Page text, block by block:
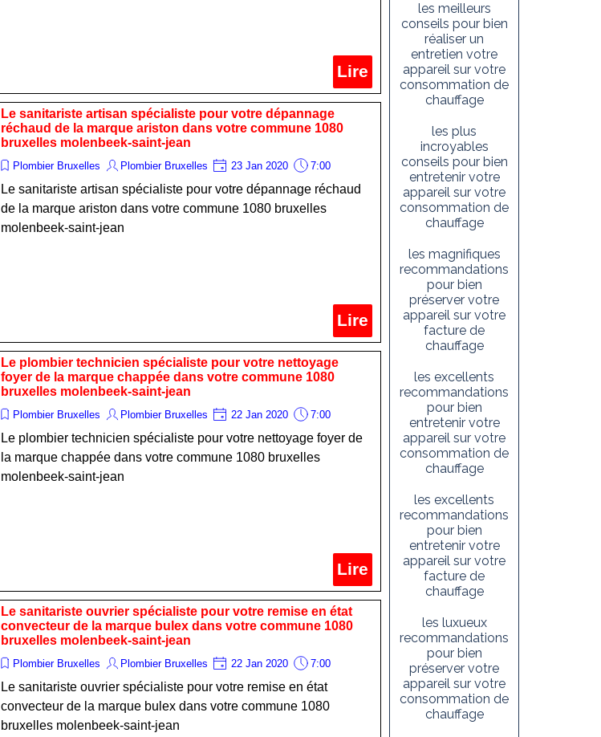
Lire
Le sanitariste artisan spécialiste pour votre dépannage
réchaud de la marque ariston dans votre commune 1080
bruxelles molenbeek-saint-jean
Plombier Bruxelles Plombier Bruxelles 23 Jan 2020 7:00
Le sanitariste artisan spécialiste pour votre dépannage réchaud
de la marque ariston dans votre commune 1080 bruxelles
molenbeek-saint-jean
Lire
Le plombier technicien spécialiste pour votre nettoyage
foyer de la marque chappée dans votre commune 1080
bruxelles molenbeek-saint-jean
Plombier Bruxelles Plombier Bruxelles 22 Jan 2020 7:00
Le plombier technicien spécialiste pour votre nettoyage foyer de
la marque chappée dans votre commune 1080 bruxelles
molenbeek-saint-jean
Lire
Le sanitariste ouvrier spécialiste pour votre remise en état
convecteur de la marque bulex dans votre commune 1080
bruxelles molenbeek-saint-jean
Plombier Bruxelles Plombier Bruxelles 22 Jan 2020 7:00
Le sanitariste ouvrier spécialiste pour votre remise en état
convecteur de la marque bulex dans votre commune 1080
bruxelles molenbeek-saint-jean
les meilleurs
conseils pour bien
réaliser un
entretien votre
appareil sur votre
consommation de
chauffage
les plus
incroyables
conseils pour bien
entretenir votre
appareil sur votre
consommation de
chauffage
les magnifiques
recommandations
pour bien
préserver votre
appareil sur votre
facture de
chauffage
les excellents
recommandations
pour bien
entretenir votre
appareil sur votre
consommation de
chauffage
les excellents
recommandations
pour bien
entretenir votre
appareil sur votre
facture de
chauffage
les luxueux
recommandations
pour bien
préserver votre
appareil sur votre
consommation de
chauffage